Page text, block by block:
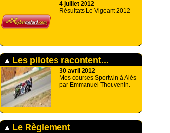
4 juillet 2012
Résultats Le Vigeant 2012
Les pilotes racontent...
30 avril 2012
Mes courses Sportwin à Alès
par Emmanuel Thouvenin.
Le Règlement